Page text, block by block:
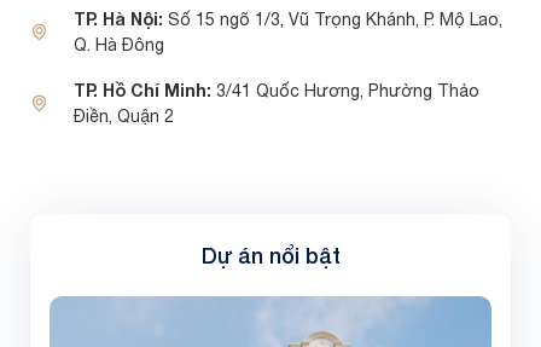
TP. Hà Nội: Số 15 ngõ 1/3, Vũ Trọng Khánh, P. Mộ Lao,
Q. Hà Đông
TP. Hồ Chí Minh: 3/41 Quốc Hương, Phường Thảo
Điền, Quận 2
Dự án nổi bật